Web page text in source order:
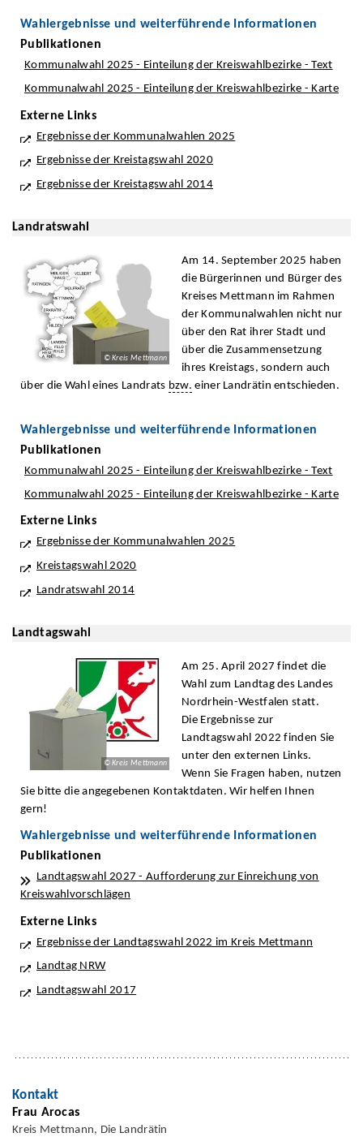
Wahlergebnisse und weiterführende Informationen
Publikationen
Kommunalwahl 2025 - Einteilung der Kreiswahlbezirke - Text
Kommunalwahl 2025 - Einteilung der Kreiswahlbezirke - Karte
Externe Links
Ergebnisse der Kommunalwahlen 2025
Ergebnisse der Kreistagswahl 2020
Ergebnisse der Kreistagswahl 2014
Landratswahl
© Kreis Mettmann
Am 14. September 2025 haben
die Bürgerinnen und Bürger des
Kreises Mettmann im Rahmen
der Kommunalwahlen nicht nur
über den Rat ihrer Stadt und
über die Zusammensetzung
ihres Kreistags, sondern auch
über die Wahl eines Landrats bzw. einer Landrätin entschieden.
Wahlergebnisse und weiterführende Informationen
Publikationen
Kommunalwahl 2025 - Einteilung der Kreiswahlbezirke - Text
Kommunalwahl 2025 - Einteilung der Kreiswahlbezirke - Karte
Externe Links
Ergebnisse der Kommunalwahlen 2025
Kreistagswahl 2020
Landratswahl 2014
Landtagswahl
© Kreis Mettmann
Am 25. April 2027 findet die
Wahl zum Landtag des Landes
Nordrhein-Westfalen statt.
Die Ergebnisse zur
Landtagswahl 2022 finden Sie
unter den externen Links.
Wenn Sie Fragen haben, nutzen
Sie bitte die angegebenen Kontaktdaten. Wir helfen Ihnen
gern!
Wahlergebnisse und weiterführende Informationen
Publikationen
Landtagswahl 2027 - Aufforderung zur Einreichung von
Kreiswahlvorschlägen
Externe Links
Ergebnisse der Landtagswahl 2022 im Kreis Mettmann
Landtag NRW
Landtagswahl 2017
Kontakt
Frau Arocas
Kreis Mettmann, Die Landrätin